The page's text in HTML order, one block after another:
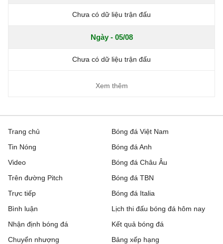
Chưa có dữ liệu trận đấu
Ngày - 05/08
Chưa có dữ liệu trận đấu
Xem thêm
Trang chủ
Tin Nóng
Video
Trên đường Pitch
Trực tiếp
Bóng đá Việt Nam
Bóng đá Anh
Bóng đá Châu Âu
Bóng đá TBN
Bóng đá Italia
Bình luận
Nhận định bóng đá
Chuyển nhượng
Lịch thi đấu bóng đá hôm nay
Kết quả bóng đá
Bảng xếp hạng